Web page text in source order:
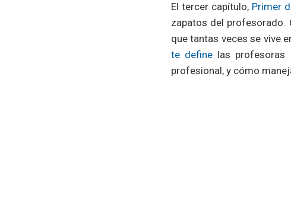
El tercer capítulo, Primer
zapatos del profesorado.
que tantas veces se vive
te define las profesoras
profesional, y cómo